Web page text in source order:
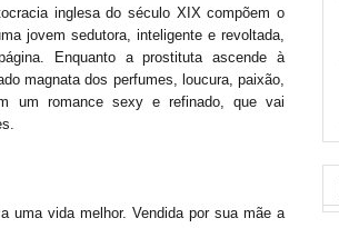
inglesa do século XIX compõem o
jovem sedutora, inteligente e revoltada,
Enquanto a prostituta ascende à
magnata dos perfumes, loucura, paixão,
um romance sexy e refinado, que vai
uma vida melhor. Vendida por sua mãe a